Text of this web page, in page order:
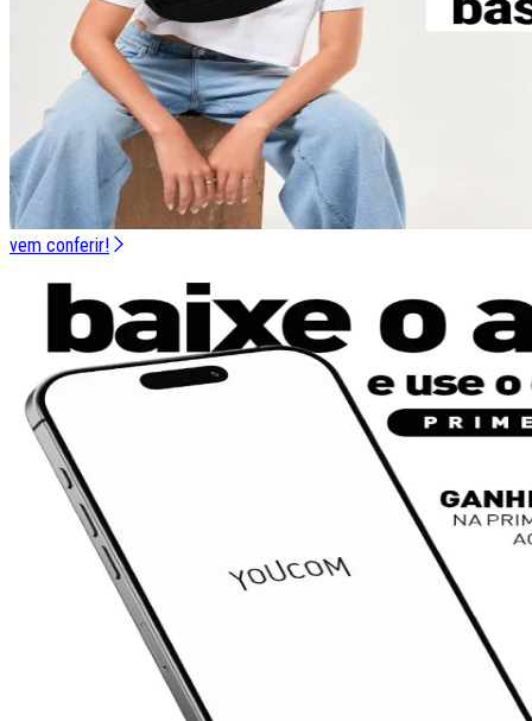
vem conferir!